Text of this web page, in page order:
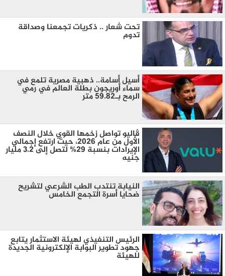
تحت شعار .. ذكريات تجمعنا وصداقة
تدوم
أسيل أسامة.. ذهبية مصرية تلمع في
سماء أوريجون بطلة العالم في رمي
الرمح بـ59.82 متر
ڤاليو تواصل زخمها القوي خلال النصف
الأول من عام 2026، حيث ارتفع إجمالي
الإيرادات بنسبة 29% لتصل إلى 3.2 مليار
جنيه
النيابة تنتدب الطب الشرعي لتشريح
ضحايا أسرة التجمع الخامس
الرئيس التنفيذي لهيئة الاستثمار يتابع
جهود تطوير البوابة الإلكترونية الجديدة
للهيئة